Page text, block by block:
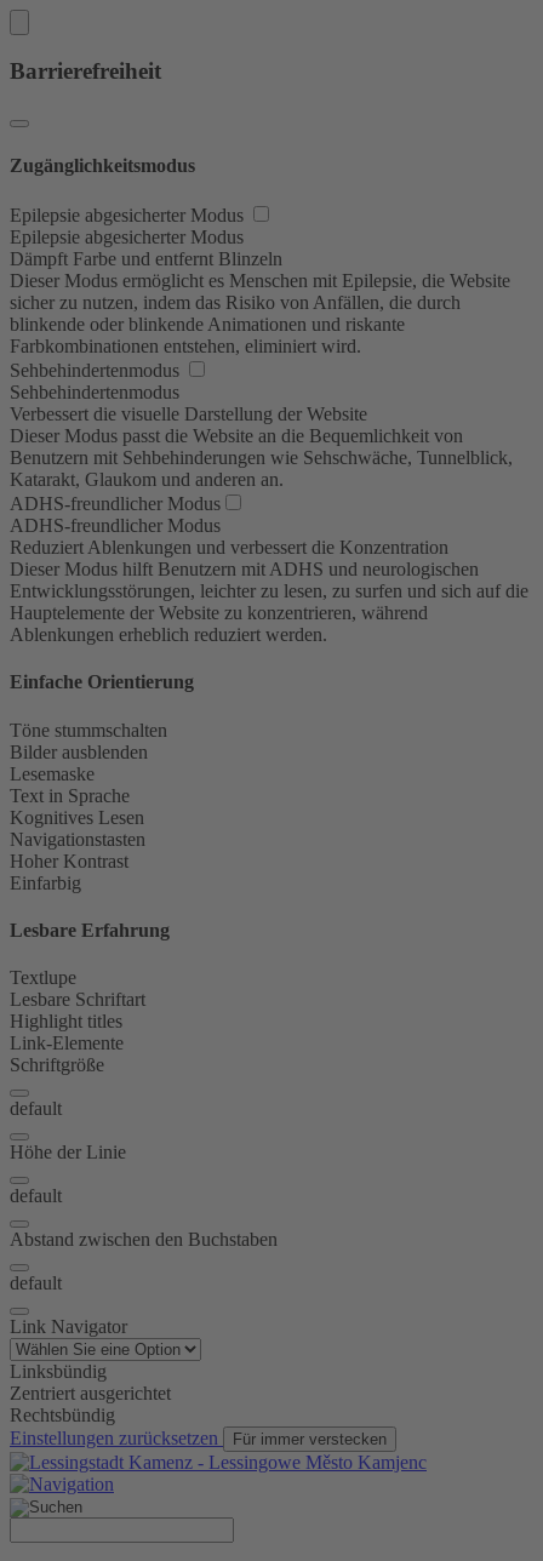
Barrierefreiheit
Zugänglichkeitsmodus
Epilepsie abgesicherter Modus
Epilepsie abgesicherter Modus
Dämpft Farbe und entfernt Blinzeln
Dieser Modus ermöglicht es Menschen mit Epilepsie, die Website
sicher zu nutzen, indem das Risiko von Anfällen, die durch
blinkende oder blinkende Animationen und riskante
Farbkombinationen entstehen, eliminiert wird.
Sehbehindertenmodus
Sehbehindertenmodus
Verbessert die visuelle Darstellung der Website
Dieser Modus passt die Website an die Bequemlichkeit von
Benutzern mit Sehbehinderungen wie Sehschwäche, Tunnelblick,
Katarakt, Glaukom und anderen an.
ADHS-freundlicher Modus
ADHS-freundlicher Modus
Reduziert Ablenkungen und verbessert die Konzentration
Dieser Modus hilft Benutzern mit ADHS und neurologischen
Entwicklungsstörungen, leichter zu lesen, zu surfen und sich auf die
Hauptelemente der Website zu konzentrieren, während
Ablenkungen erheblich reduziert werden.
Einfache Orientierung
Töne stummschalten
Bilder ausblenden
Lesemaske
Text in Sprache
Kognitives Lesen
Navigationstasten
Hoher Kontrast
Einfarbig
Lesbare Erfahrung
Textlupe
Lesbare Schriftart
Highlight titles
Link-Elemente
Schriftgröße
default
Höhe der Linie
default
Abstand zwischen den Buchstaben
default
Link Navigator
Linksbündig
Zentriert ausgerichtet
Rechtsbündig
Einstellungen zurücksetzen
Für immer verstecken